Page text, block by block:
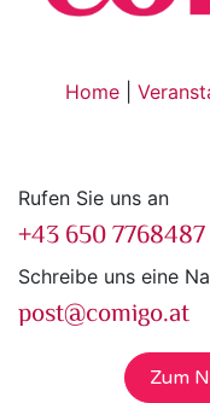
Home
Rufen Sie uns an
+43 650 7768487
Schreibe uns eine
post@comigo.at
Zum